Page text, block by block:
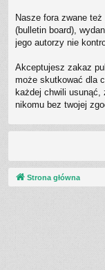
Nasze fora zwane też
(bulletin board),
jego autorzy nie
Akceptujesz zakaz
może skutkować dla
każdej chwili
nikomu bez twojej
Strona główna